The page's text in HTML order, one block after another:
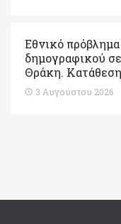
Εθνικό
δημογραφικού
Θράκη.
3 Αυγούστου 2026